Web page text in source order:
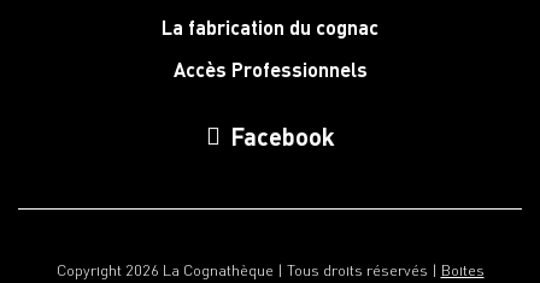
La fabrication du cognac
Accès Professionnels
Facebook
Copyright 2026 La Cognathèque | Tous droits réservés | Boites